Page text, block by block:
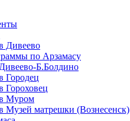
Дивеево
по Арзамасу
Б.Болдино
Городец
Гороховец
Муром
Музей матрешки (Вознесенск)